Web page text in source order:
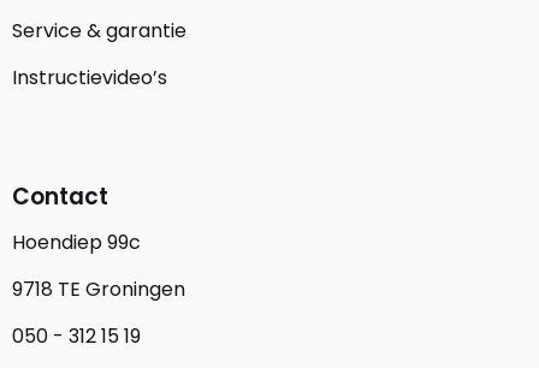
Service & garantie
Instructievideo’s
Contact
Hoendiep 99c
9718 TE Groningen
050 - 312 15 19